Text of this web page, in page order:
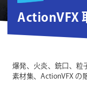
ActionVFX
爆発、火炎、銃口、粒
素材集、ActionVFX の